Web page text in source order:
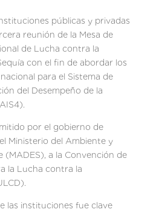
públicas y privadas
reunión de la Mesa de
de Lucha contra la
con el fin de abordar los
para el Sistema de
del Desempeño de la
por el gobierno de
Ministerio del Ambiente y
(MADES), a la Convención de
la Lucha contra la
las instituciones fue clave